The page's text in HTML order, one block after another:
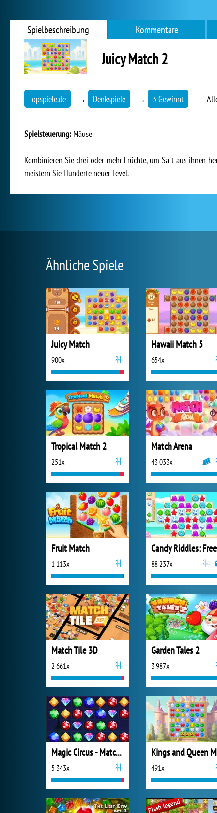
Spielbeschreibung Kommentare
Juicy Match 2
Topspiele.de → Denkspiele → 3 Gewinnt
Spielsteuerung: Mäuse
Kombinieren Sie drei oder mehr Früchte, um Saft aus ihnen
meistern Sie Hunderte neuer Level.
Ähnliche Spiele
Juicy Match
900x
Hawaii Match 5
654x
Tropical Match 2
251x
Match Arena
43 033x
Fruit Match
1 113x 88 237x
Match Tile 3D
2 661x
Garden Tales 2
3 987x
Magic Circus - Match 3
5 343x 491x